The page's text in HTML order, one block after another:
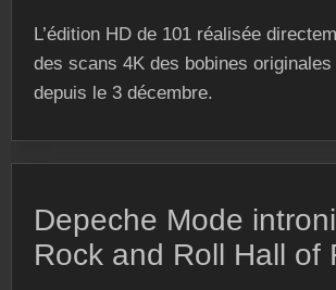
L’édition HD de 101 réalisée
des scans 4K des bobines
depuis le 3 décembre.
Depeche Mode
Rock and Roll Hall of